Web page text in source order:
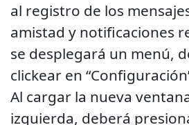
al registro de los
amistad y notificaciones
se desplegará un menú,
clickear en
Al cargar la nueva
izquierda, deberá